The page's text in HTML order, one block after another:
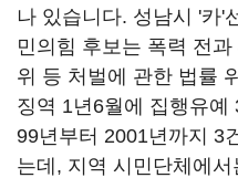
나 있습니다. 성남시 '카'
민의힘 후보는 폭력 전
위 등 처벌에 관한 법률
징역 1년6월에 집행유
99년부터 2001년까지 3
는데, 지역 시민단체에